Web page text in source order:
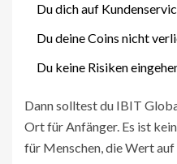
Du dich auf
Du deine Coins nicht
Du keine Risiken
Dann solltest du IBIT
Ort für Anfänger. Es ist
für Menschen, die Wert auf